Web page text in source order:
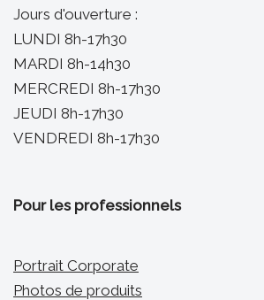
Jours d'ouverture :
LUNDI 8h-17h30
MARDI 8h-14h30
MERCREDI 8h-17h30
JEUDI 8h-17h30
VENDREDI 8h-17h30
Pour les professionnels
Portrait Corporate
Photos de produits